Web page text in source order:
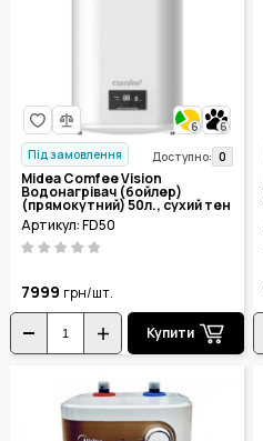
6
6
Під замовлення
Доступно: 0
Midea Comfee Vision
Водонагрівач (бойлер)
(прямокутний) 50л., сухий тен
FD50
Артикул: FD50
7999 грн/шт.
Купити